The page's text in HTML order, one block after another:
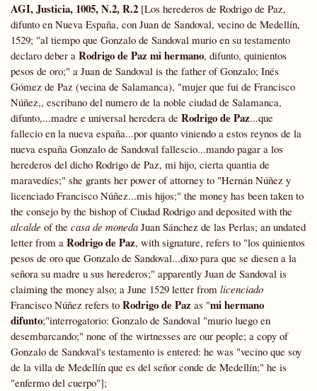
AGI, Justicia, 1005, N.2, R.2 [Los herederos de Rodrigo de Paz,
difunto en Nueva España, con Juan de Sandoval, vecino de Medellín,
1529; "al tiempo que Gonzalo de Sandoval murio en su testamento
declaro deber a Rodrigo de Paz mi hermano, difunto, quinientos
pesos de oro;" a Juan de Sandoval is the father of Gonzalo; Inés
Gómez de Paz (vecina de Salamanca), "mujer que fui de Francisco
Núñez,, escribano del numero de la noble ciudad de Salamanca,
difunto,...madre e universal heredera de Rodrigo de Paz...que
fallecio en la nueva españa...por quanto viniendo a estos reynos de la
nueva españa Gonzalo de Sandoval fallescio...mando pagar a los
herederos del dicho Rodrigo de Paz, mi hijo, cierta quantia de
maravedíes;" she grants her power of attorney to "Hernán Núñez y
licenciado Francisco Núñez...mis hijos;" the money has been taken to
the consejo by the bishop of Ciudad Rodrigo and deposited with the
alcalde of the casa de moneda Juan Sánchez de las Perlas; an undated
letter from a Rodrigo de Paz, with signature, refers to "los quinientos
pesos de oro que Gonzalo de Sandoval...dixo para que se diesen a la
señora su madre u sus herederos;" apparently Juan de Sandoval is
claiming the money also; a June 1529 letter from licenciado
Francisco Núñez refers to Rodrigo de Paz as "mi hermano
difunto;"interrogatorio: Gonzalo de Sandoval "murio luego en
desembarcando;" none of the wirtnesses are our people; a copy of
Gonzalo de Sandoval's testamento is entered: he was "vecino que soy
de la villa de Medellín que es del señor conde de Medellín;" he is
"enfermo del cuerpo"];